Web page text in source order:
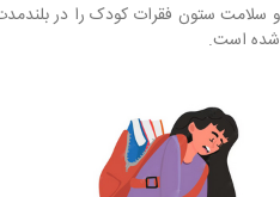
ستون فقرات کودک را در بلندمدت
شده است.